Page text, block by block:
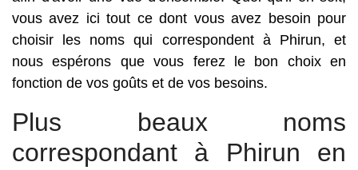
vous avez ici tout ce dont vous avez besoin pour
choisir les noms qui correspondent à Phirun, et
nous espérons que vous ferez le bon choix en
fonction de vos goûts et de vos besoins.
Plus beaux noms
correspondant à Phirun en